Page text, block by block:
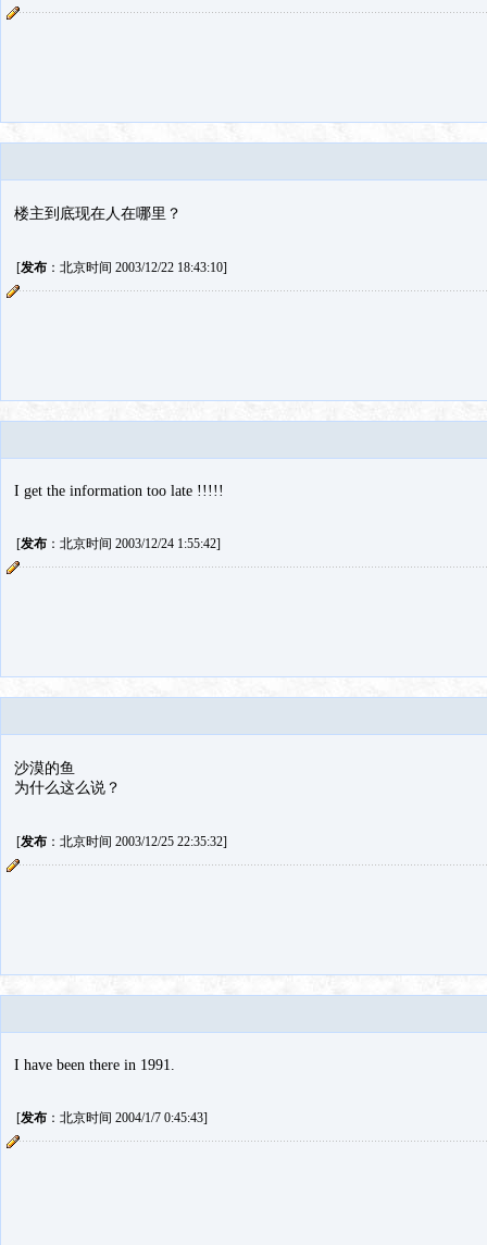
楼主到底现在人在哪里？
[发布：北京时间 2003/12/22 18:43:10]
I get the information too late !!!!!
[发布：北京时间 2003/12/24 1:55:42]
沙漠的鱼
为什么这么说？
[发布：北京时间 2003/12/25 22:35:32]
I have been there in 1991.
[发布：北京时间 2004/1/7 0:45:43]